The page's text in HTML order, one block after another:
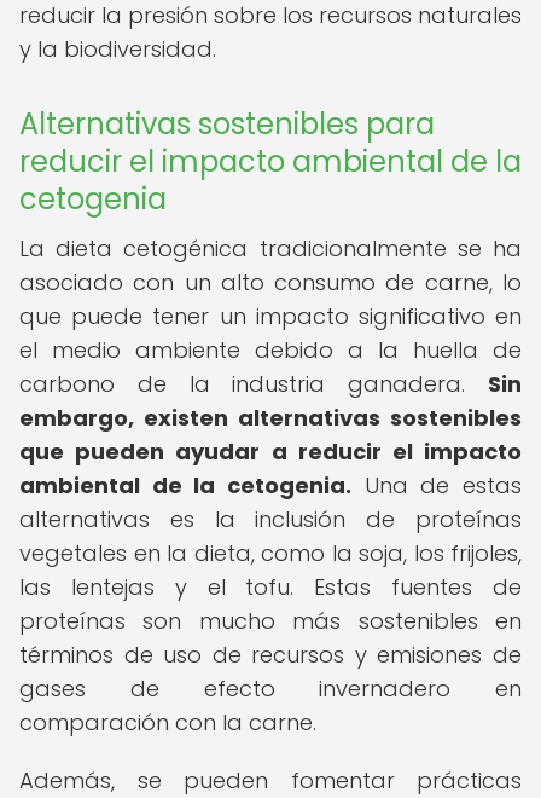
reducir la presión sobre los recursos naturales
y la biodiversidad.
Alternativas sostenibles para
reducir el impacto ambiental de la
cetogenia
La dieta cetogénica tradicionalmente se ha
asociado con un alto consumo de carne, lo
que puede tener un impacto significativo en
el medio ambiente debido a la huella de
carbono de la industria ganadera. Sin
embargo, existen alternativas sostenibles
que pueden ayudar a reducir el impacto
ambiental de la cetogenia. Una de estas
alternativas es la inclusión de proteínas
vegetales en la dieta, como la soja, los frijoles,
las lentejas y el tofu. Estas fuentes de
proteínas son mucho más sostenibles en
términos de uso de recursos y emisiones de
gases de efecto invernadero en
comparación con la carne.
Además, se pueden fomentar prácticas